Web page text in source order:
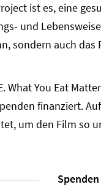
ist es, eine
und
sondern auch
What You Eat
finanziert.
um den Film so